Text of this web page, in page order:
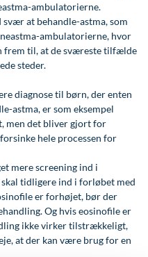
ambulatorierne.
at behandle-astma, som
ambulatorierne, hvor
frem til, at de sværeste tilfælde
steder.
diagnose til børn, der enten
astma, er som eksempel
men det bliver gjort for
hele processen for
mere screening ind i
tidligere ind i forløbet med
er forhøjet, bør der
Og hvis eosinofile er
ikke virker tilstrækkeligt,
at der kan være brug for en